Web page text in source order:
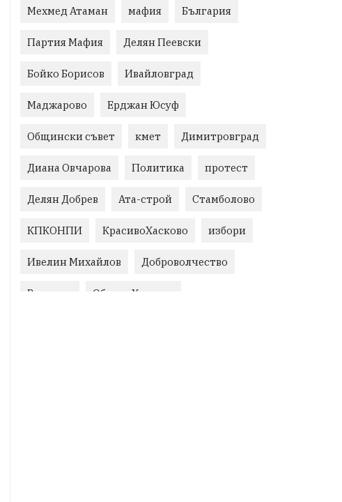
Мехмед Атаман мафия България
Партия Мафия Делян Пеевски
Бойко Борисов Ивайловград
Маджарово Ерджан Юсуф
Общински съвет кмет Димитровград
Диана Овчарова Политика протест
Делян Добрев Ата-строй Стамболово
КПКОНПИ КрасивоХасково избори
Ивелин Михайлов Доброволчество
Величие Област Хасково